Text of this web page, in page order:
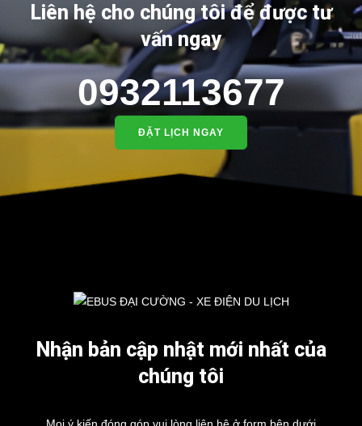
EBUS Resort
Liên hệ cho chúng tôi để được tư
vấn ngay
0932113677
ĐẶT LỊCH NGAY
Nhận bản cập nhật mới nhất của
chúng tôi